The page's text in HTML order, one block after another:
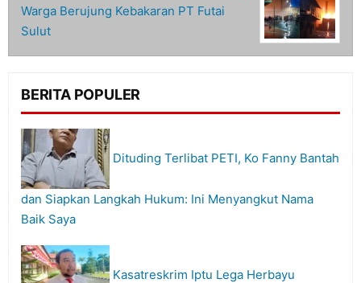
Warga Berujung Kebakaran PT Futai
Sulut
BERITA POPULER
Dituding Terlibat PETI, Ko Fanny Bantah
dan Siapkan Langkah Hukum: Ini Menyangkut Nama
Baik Saya
Kasatreskrim Iptu Lega Herbayu